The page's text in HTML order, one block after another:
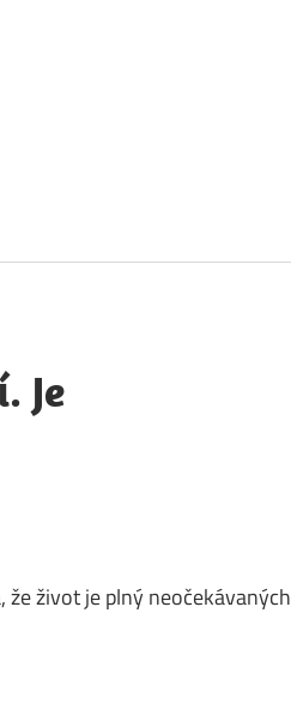
Je
že život je plný neočekávaných